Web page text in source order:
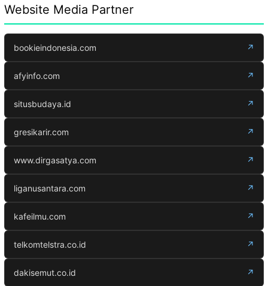
Website Media Partner
bookieindonesia.com ↗
afyinfo.com ↗
situsbudaya.id ↗
gresikarir.com ↗
www.dirgasatya.com ↗
liganusantara.com ↗
kafeilmu.com ↗
telkomtelstra.co.id ↗
dakisemut.co.id ↗